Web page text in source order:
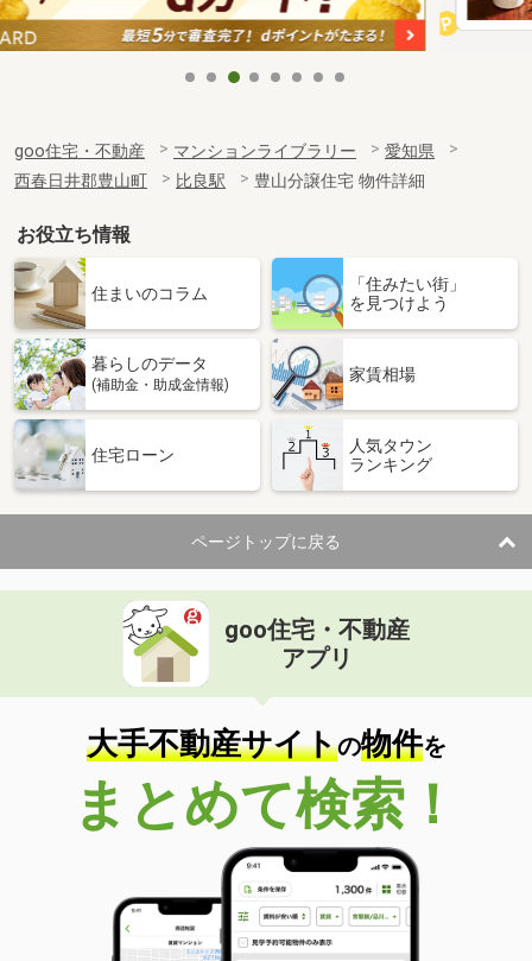
goo住宅・不動産 マンションライブラリー
愛知県
西春日井郡豊山町
比良駅 豊山分譲住宅 物件詳細
お役立ち情報
住まいのコラム
「住みたい街」
を見つけよう
暮らしのデータ
(補助金・助成金情報)
家賃相場
住宅ローン
人気タウン
ランキング
ページトップに戻る
goo住宅・不動産
アプリ
大手不動産サイトの物件を
まとめて検索！